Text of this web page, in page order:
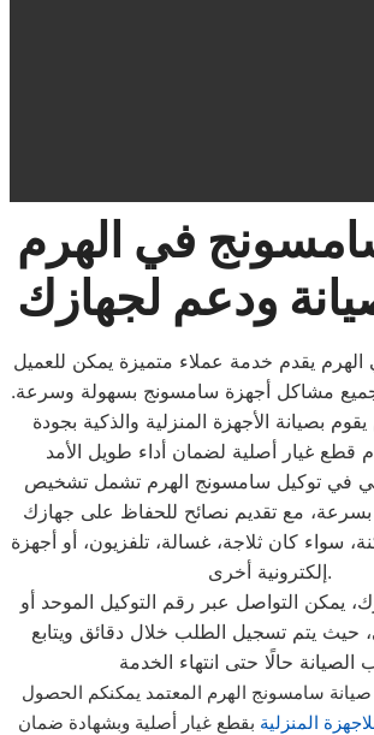
في الهرم
ودعم لجهازك
يقدم خدمة عملاء متميزة يمكن للعميل
مشاكل أجهزة سامسونج بسهولة وسرعة.
بصيانة الأجهزة المنزلية والذكية بجودة
في توكيل سامسونج الهرم تشمل تشخيص
بسرعة، مع تقديم نصائح للحفاظ على جهازك
سواء كان ثلاجة، غسالة، تلفزيون، أو أجهزة
إلكترونية أخرى.
يمكن التواصل عبر رقم التوكيل الموحد أو
حيث يتم تسجيل الطلب خلال دقائق ويتابع
سامسونج الهرم المعتمد يمكنكم الحصول
المنزلية بقطع غيار أصلية وبشهادة ضمان